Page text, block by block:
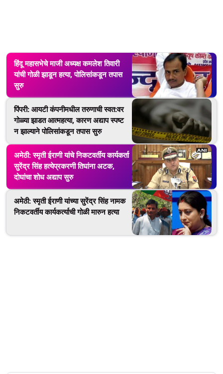
हिंदू महासभेचे माजी अध्यक्ष कमलेश तिवारी
यांची गोळी झाडून हत्या, पोलिसांकडून तपास
सुरु
पिंपरी: आयटी कंपनीमधील तरुणाची स्वत:वर
गोळ्या झाडत आत्महत्या, कारण अद्याप स्पष्ट
न झाल्याने पोलिसांकडून तपास सुरु
अमेठी: स्मृती ईराणी यांचे निकटवर्तीय कार्यकर्ता
सुरेंद्र सिंह हत्येप्रकरणी तिघांना अटक,
दोघांचा शोध अद्याप सुरु
अमेठी: स्मृती ईराणी यांच्या सुरेंद्र सिंह नामक
निकटवर्तीय कार्यकर्त्याची गोळी मारुन हत्या